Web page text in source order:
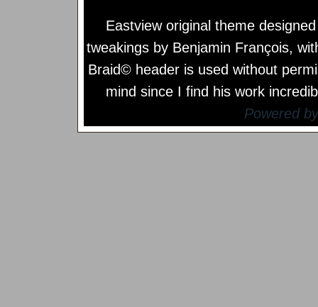
Eastview original theme
tweakings by Benjamin François,
Braid© header is used without
mind since I find his work
Powered